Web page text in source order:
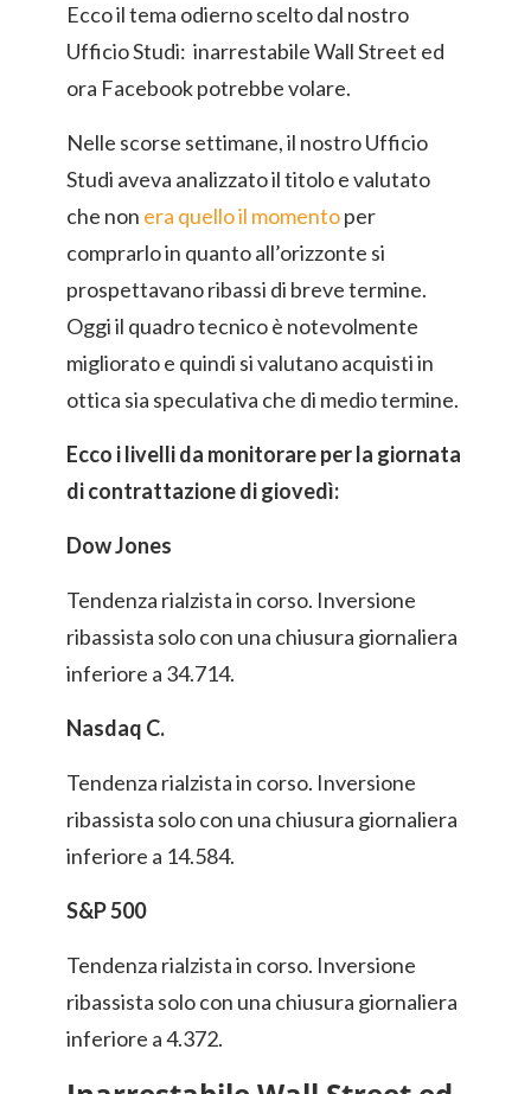
Ecco il tema odierno scelto dal nostro
Ufficio Studi: inarrestabile Wall Street ed
ora Facebook potrebbe volare.
Nelle scorse settimane, il nostro Ufficio
Studi aveva analizzato il titolo e valutato
che non era quello il momentoper
comprarlo in quanto all’orizzonte si
prospettavano ribassi di breve termine.
Oggi il quadro tecnico è notevolmente
migliorato e quindi si valutano acquisti in
ottica sia speculativa che di medio termine.
Ecco i livelli da monitorare per la giornata
di contrattazione di giovedì:
Dow Jones
Tendenza rialzista in corso. Inversione
ribassista solo con una chiusura giornaliera
inferiore a 34.714.
Nasdaq C.
Tendenza rialzista in corso. Inversione
ribassista solo con una chiusura giornaliera
inferiore a 14.584.
S&P 500
Tendenza rialzista in corso. Inversione
ribassista solo con una chiusura giornaliera
inferiore a 4.372.